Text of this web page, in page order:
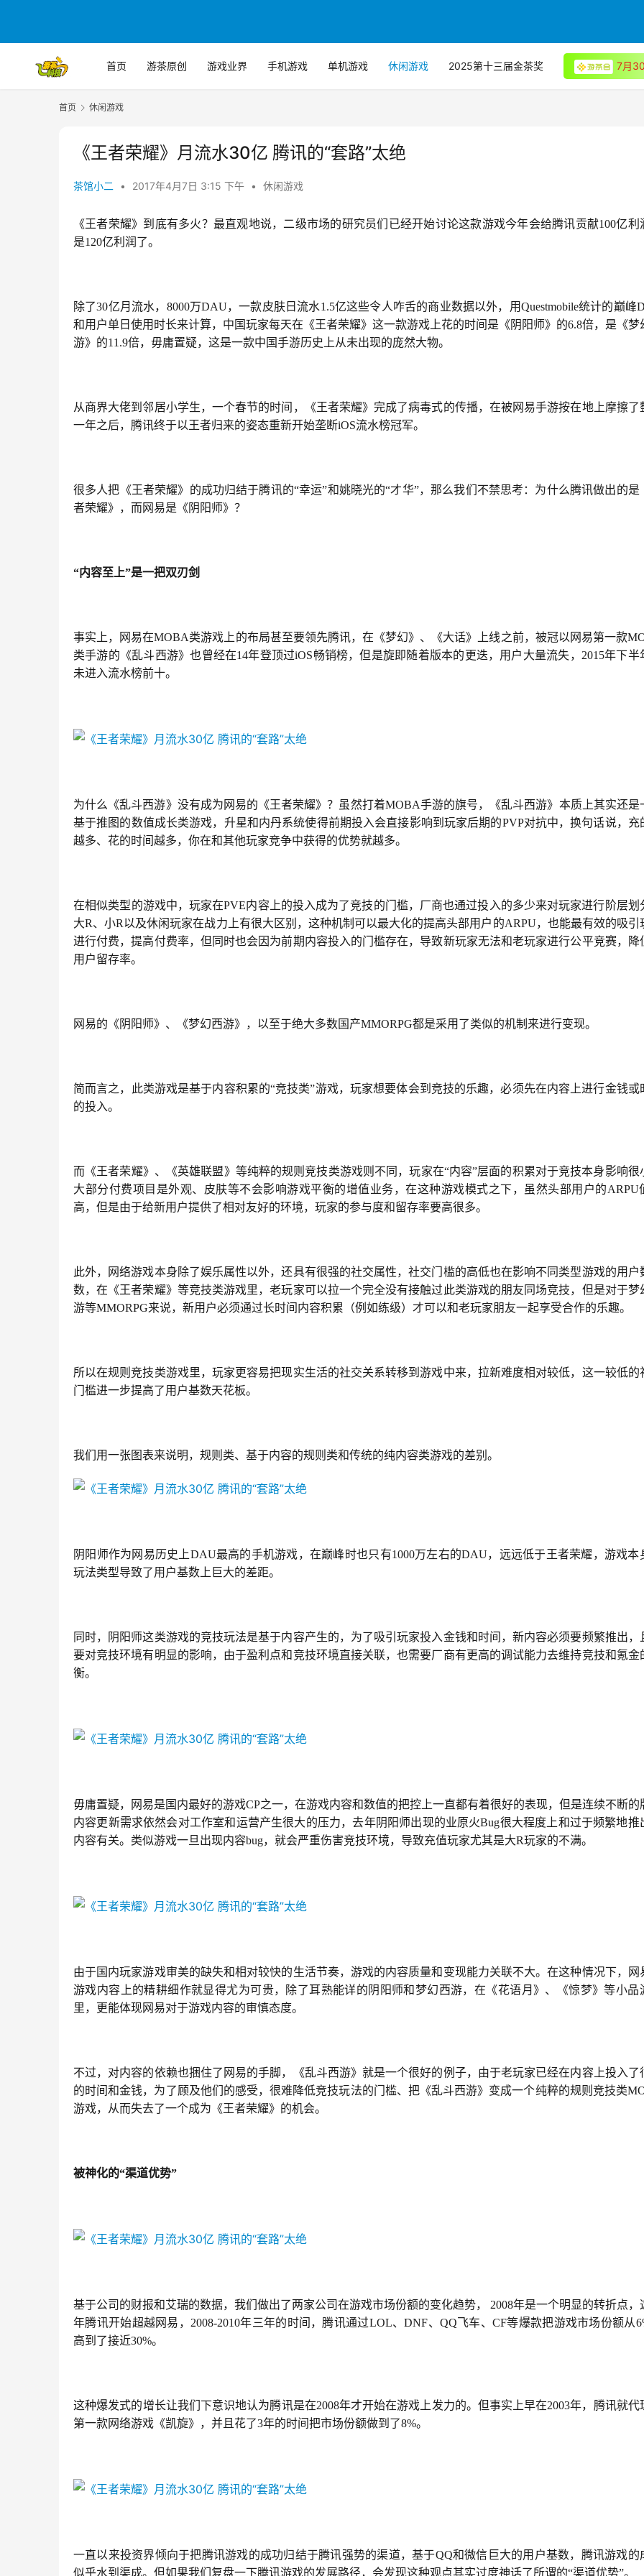
首页 游茶原创 游戏业界 手机游戏 单机游戏 休闲游戏 2025第十三届金茶奖 7月
首页 休闲游戏
《王者荣耀》月流水30亿 腾讯的“套路”太绝
茶馆小二 • 2017年4月7日 3:15 下午 • 休闲游戏
《王者荣耀》到底有多火？最直观地说，二级市场的研究员们已经开始讨论这款游戏今年会给腾讯贡献100亿利
是120亿利润了。
除了30亿月流水，8000万DAU，一款皮肤日流水1.5亿这些令人咋舌的商业数据以外，用Questmobile统计的巅峰
和用户单日使用时长来计算，中国玩家每天在《王者荣耀》这一款游戏上花的时间是《阴阳师》的6.8倍，是《梦
游》的11.9倍，毋庸置疑，这是一款中国手游历史上从未出现的庞然大物。
从商界大佬到邻居小学生，一个春节的时间，《王者荣耀》完成了病毒式的传播，在被网易手游按在地上摩擦了
一年之后，腾讯终于以王者归来的姿态重新开始垄断iOS流水榜冠军。
很多人把《王者荣耀》的成功归结于腾讯的“幸运”和姚晓光的“才华”，那么我们不禁思考：为什么腾讯做出的是
者荣耀》，而网易是《阴阳师》？
“内容至上”是一把双刃剑
事实上，网易在MOBA类游戏上的布局甚至要领先腾讯，在《梦幻》、《大话》上线之前，被冠以网易第一款
类手游的《乱斗西游》也曾经在14年登顶过iOS畅销榜，但是旋即随着版本的更迭，用户大量流失，2015年下半
未进入流水榜前十。
为什么《乱斗西游》没有成为网易的《王者荣耀》？虽然打着MOBA手游的旗号，《乱斗西游》本质上其实还是
基于推图的数值成长类游戏，升星和内丹系统使得前期投入会直接影响到玩家后期的PVP对抗中，换句话说，充
越多、花的时间越多，你在和其他玩家竞争中获得的优势就越多。
在相似类型的游戏中，玩家在PVE内容上的投入成为了竞技的门槛，厂商也通过投入的多少来对玩家进行阶层划
大R、小R以及休闲玩家在战力上有很大区别，这种机制可以最大化的提高头部用户的ARPU，也能最有效的吸引
进行付费，提高付费率，但同时也会因为前期内容投入的门槛存在，导致新玩家无法和老玩家进行公平竞赛，降
用户留存率。
网易的《阴阳师》、《梦幻西游》，以至于绝大多数国产MMORPG都是采用了类似的机制来进行变现。
简而言之，此类游戏是基于内容积累的“竞技类”游戏，玩家想要体会到竞技的乐趣，必须先在内容上进行金钱或
的投入。
而《王者荣耀》、《英雄联盟》等纯粹的规则竞技类游戏则不同，玩家在“内容”层面的积累对于竞技本身影响很
大部分付费项目是外观、皮肤等不会影响游戏平衡的增值业务，在这种游戏模式之下，虽然头部用户的ARPU
高，但是由于给新用户提供了相对友好的环境，玩家的参与度和留存率要高很多。
此外，网络游戏本身除了娱乐属性以外，还具有很强的社交属性，社交门槛的高低也在影响不同类型游戏的用户
数，在《王者荣耀》等竞技类游戏里，老玩家可以拉一个完全没有接触过此类游戏的朋友同场竞技，但是对于梦
游等MMORPG来说，新用户必须通过长时间内容积累（例如练级）才可以和老玩家朋友一起享受合作的乐趣。
所以在规则竞技类游戏里，玩家更容易把现实生活的社交关系转移到游戏中来，拉新难度相对较低，这一较低的
门槛进一步提高了用户基数天花板。
我们用一张图表来说明，规则类、基于内容的规则类和传统的纯内容类游戏的差别。
阴阳师作为网易历史上DAU最高的手机游戏，在巅峰时也只有1000万左右的DAU，远远低于王者荣耀，游戏本
玩法类型导致了用户基数上巨大的差距。
同时，阴阳师这类游戏的竞技玩法是基于内容产生的，为了吸引玩家投入金钱和时间，新内容必须要频繁推出，
要对竞技环境有明显的影响，由于盈利点和竞技环境直接关联，也需要厂商有更高的调试能力去维持竞技和氪金
衡。
毋庸置疑，网易是国内最好的游戏CP之一，在游戏内容和数值的把控上一直都有着很好的表现，但是连续不断的
内容更新需求依然会对工作室和运营产生很大的压力，去年阴阳师出现的业原火Bug很大程度上和过于频繁地推
内容有关。类似游戏一旦出现内容bug，就会严重伤害竞技环境，导致充值玩家尤其是大R玩家的不满。
由于国内玩家游戏审美的缺失和相对较快的生活节奏，游戏的内容质量和变现能力关联不大。在这种情况下，网
游戏内容上的精耕细作就显得尤为可贵，除了耳熟能详的阴阳师和梦幻西游，在《花语月》、《惊梦》等小品
里，更能体现网易对于游戏内容的审慎态度。
不过，对内容的依赖也捆住了网易的手脚，《乱斗西游》就是一个很好的例子，由于老玩家已经在内容上投入了
的时间和金钱，为了顾及他们的感受，很难降低竞技玩法的门槛、把《乱斗西游》变成一个纯粹的规则竞技类
游戏，从而失去了一个成为《王者荣耀》的机会。
被神化的“渠道优势”
基于公司的财报和艾瑞的数据，我们做出了两家公司在游戏市场份额的变化趋势， 2008年是一个明显的转折点，
年腾讯开始超越网易，2008-2010年三年的时间，腾讯通过LOL、DNF、QQ飞车、CF等爆款把游戏市场份额从
高到了接近30%。
这种爆发式的增长让我们下意识地认为腾讯是在2008年才开始在游戏上发力的。但事实上早在2003年，腾讯就代
第一款网络游戏《凯旋》，并且花了3年的时间把市场份额做到了8%。
一直以来投资界倾向于把腾讯游戏的成功归结于腾讯强势的渠道，基于QQ和微信巨大的用户基数，腾讯游戏的
似乎水到渠成。但如果我们复盘一下腾讯游戏的发展路径，会发现这种观点其实过度神话了所谓的“渠道优势”。